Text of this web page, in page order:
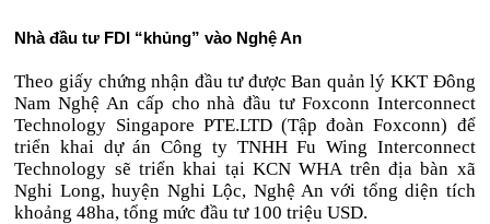
Nhà đầu tư FDI “khủng” vào Nghệ An
Theo giấy chứng nhận đầu tư được Ban quản lý KKT Đông
Nam Nghệ An cấp cho nhà đầu tư Foxconn Interconnect
Technology Singapore PTE.LTD (Tập đoàn Foxconn) để
triển khai dự án Công ty TNHH Fu Wing Interconnect
Technology sẽ triển khai tại KCN WHA trên địa bàn xã
Nghi Long, huyện Nghi Lộc, Nghệ An với tổng diện tích
khoảng 48ha, tổng mức đầu tư 100 triệu USD.